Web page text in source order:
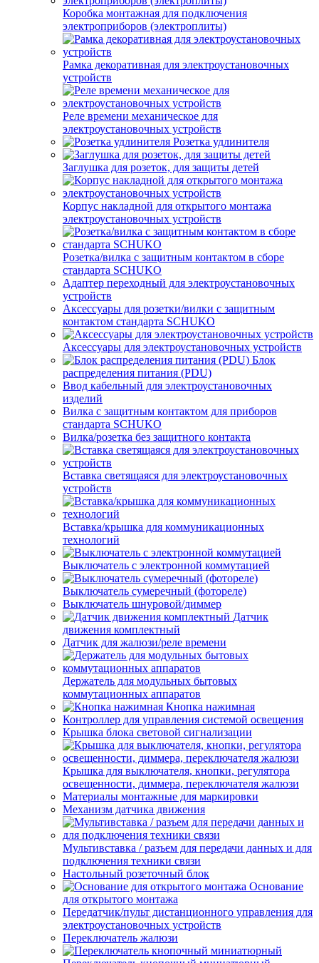
Коробка монтажная для подключения
электроприборов (электроплиты)
Рамка декоративная для электроустановочных
устройств
Реле времени механическое для
электроустановочных устройств
Розетка удлинителя
Заглушка для розеток, для защиты детей
Корпус накладной для открытого монтажа
электроустановочных устройств
Розетка/вилка с защитным контактом в сборе
стандарта SCHUKO
Адаптер переходный для электроустановочных
устройств
Аксессуары для розетки/вилки с защитным
контактом стандарта SCHUKO
Аксессуары для электроустановочных устройств
Блок
распределения питания (PDU)
Ввод кабельный для электроустановочных
изделий
Вилка с защитным контактом для приборов
стандарта SCHUKO
Вилка/розетка без защитного контакта
Вставка светящаяся для электроустановочных
устройств
Вставка/крышка для коммуникационных
технологий
Выключатель с электронной коммутацией
Выключатель сумеречный (фотореле)
Выключатель шнуровой/диммер
Датчик
движения комплектный
Датчик для жалюзи/реле времени
Держатель для модульных бытовых
коммутационных аппаратов
Кнопка нажимная
Контроллер для управления системой освещения
Крышка блока световой сигнализации
Крышка для выключателя, кнопки, регулятора
освещенности, диммера, переключателя жалюзи
Материалы монтажные для маркировки
Механизм датчика движения
Мультивставка / разъем для передачи данных и для
подключения техники связи
Настольный розеточный блок
Основание
для открытого монтажа
Передатчик/пульт дистанционного управления для
электроустановочных устройств
Переключатель жалюзи